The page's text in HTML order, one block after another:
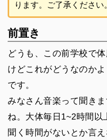
ります。ご了承ください
前置き
どうも、この前学校で
けどこれがどうなのか
です。
みなさん音楽って聞き
ね。大体毎日1~2時間
聞く時間がないとか言